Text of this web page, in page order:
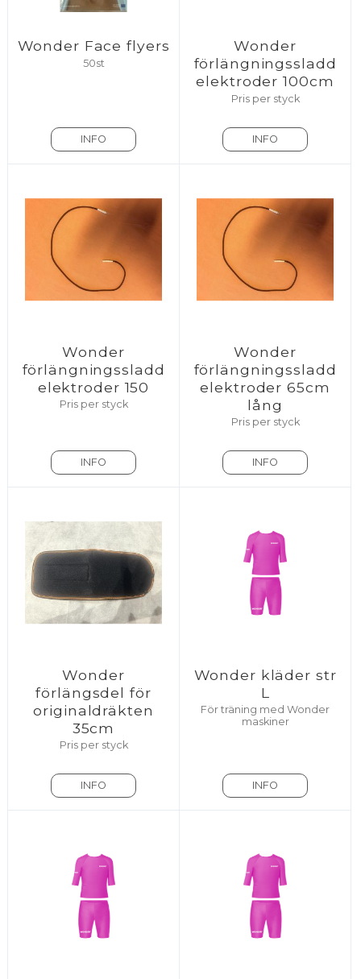
Wonder Face flyers
50st
INFO
Wonder
förlängningssladd
elektroder 100cm
Pris per styck
INFO
Wonder
förlängningssladd
elektroder 150
Pris per styck
INFO
Wonder
förlängningssladd
elektroder 65cm
lång
Pris per styck
INFO
Wonder
förlängsdel för
originaldräkten
35cm
Pris per styck
INFO
Wonder kläder str
L
För träning med Wonder
maskiner
INFO